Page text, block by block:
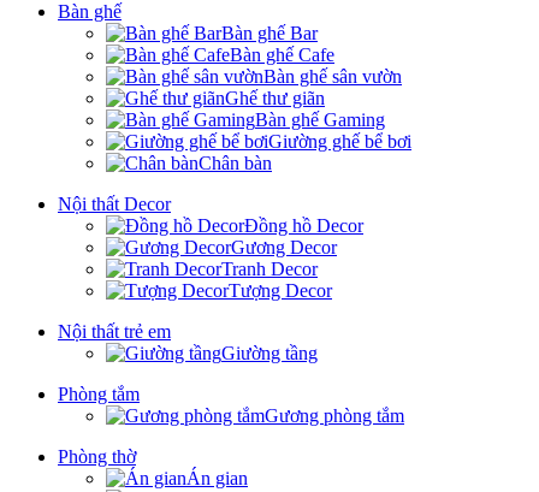
Bàn ghế
Bàn ghế Bar
Bàn ghế Cafe
Bàn ghế sân vườn
Ghế thư giãn
Bàn ghế Gaming
Giường ghế bể bơi
Chân bàn
Nội thất Decor
Đồng hồ Decor
Gương Decor
Tranh Decor
Tượng Decor
Nội thất trẻ em
Giường tầng
Phòng tắm
Gương phòng tắm
Phòng thờ
Án gian